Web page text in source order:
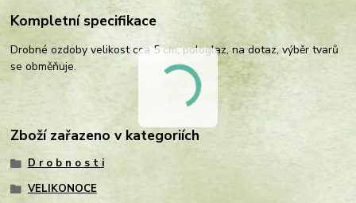
Kompletní specifikace
Drobné ozdoby velikost cca 5 cm, pologlaz, na dotaz, výběr tvarů
se obměňuje.
Zboží zařazeno v kategoriích
D r o b n o s t i
VELIKONOCE